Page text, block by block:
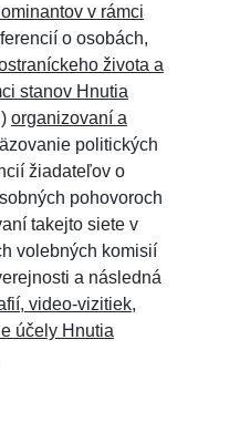
v rámci
o osobách,
života a
stanov Hnutia
organizovaní a
politických
žiadateľov o
pohovoroch
takejto siete v
volebných komisií
a následná
video-vizitiek,
účely Hnutia